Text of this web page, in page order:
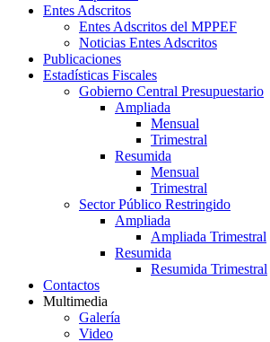
Entes Adscritos
Entes Adscritos del MPPEF
Noticias Entes Adscritos
Publicaciones
Estadísticas Fiscales
Gobierno Central Presupuestario
Ampliada
Mensual
Trimestral
Resumida
Mensual
Trimestral
Sector Público Restringido
Ampliada
Ampliada Trimestral
Resumida
Resumida Trimestral
Contactos
Multimedia
Galería
Video